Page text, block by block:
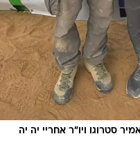
סטרוגו ויו"ר אחריי יה יה